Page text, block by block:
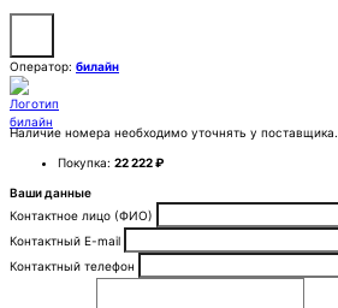
Оператор: билайн
Наличие номера необходимо уточнять у поставщика.
Покупка: 22 222 ₽
Ваши данные
Контактное лицо (ФИО)
Контактный E-mail
Контактный телефон